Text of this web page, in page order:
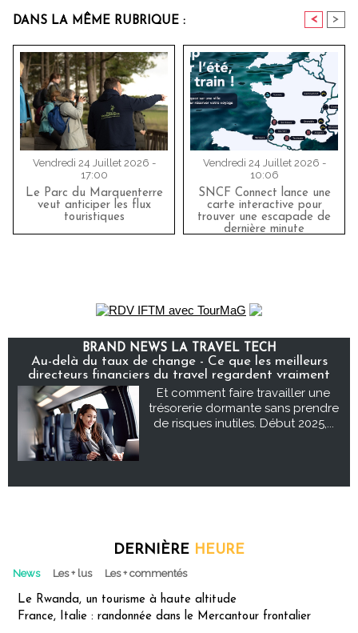
DANS LA MÊME RUBRIQUE : < >
Vendredi 24 Juillet 2026 -
17:00
Le Parc du Marquenterre
veut anticiper les flux
touristiques
Vendredi 24 Juillet 2026 -
10:06
SNCF Connect lance une
carte interactive pour
trouver une escapade de
dernière minute
BRAND NEWS LA TRAVEL TECH
Au-delà du taux de change - Ce que les meilleurs
directeurs financiers du travel regardent vraiment
Et comment faire travailler une
trésorerie dormante sans prendre
de risques inutiles. Début 2025,...
DERNIÈRE HEURE
News Les + lus Les + commentés
Le Rwanda, un tourisme à haute altitude
France, Italie : randonnée dans le Mercantour frontalier